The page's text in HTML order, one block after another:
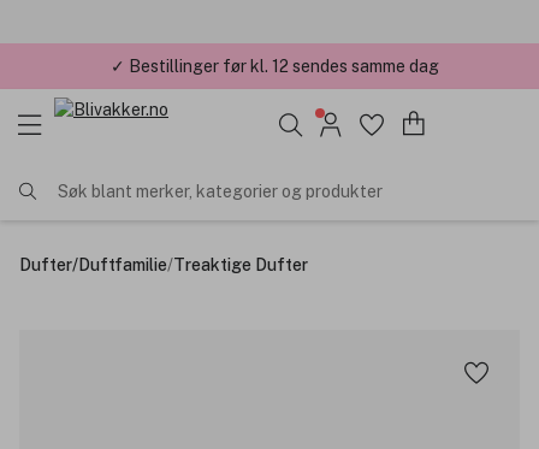
✓ Bestillinger før kl. 12 sendes samme dag
Søk blant merker, kategorier og produkter
Dufter/Duftfamilie/Treaktige Dufter